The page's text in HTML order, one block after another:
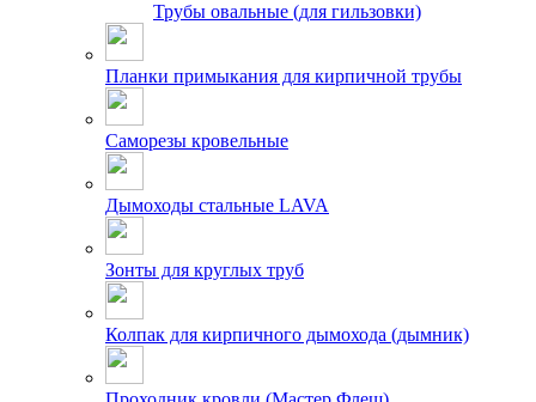
Трубы овальные (для гильзовки)
Планки примыкания для кирпичной трубы
Саморезы кровельные
Дымоходы стальные LAVA
Зонты для круглых труб
Колпак для кирпичного дымохода (дымник)